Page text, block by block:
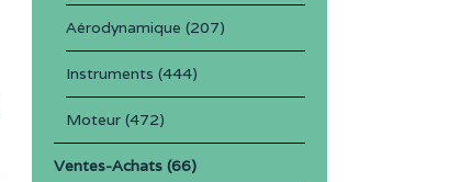
Aérodynamique (207)
Instruments (444)
Moteur(472)
Ventes-Achats(66)